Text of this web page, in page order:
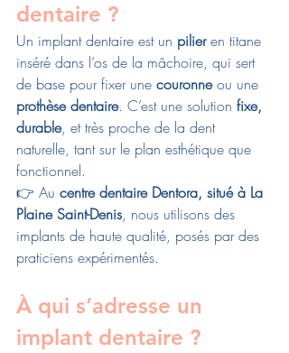
dentaire ?
Un implant dentaire est un pilier en titane
inséré dans l’os de la mâchoire, qui sert
de base pour fixer une couronne ou une
prothèse dentaire. C’est une solution fixe,
durable, et très proche de la dent
naturelle, tant sur le plan esthétique que
fonctionnel.
👉 Au centre dentaire Dentora, situé à La
Plaine Saint-Denis, nous utilisons des
implants de haute qualité, posés par des
praticiens expérimentés.
À qui s’adresse un
implant dentaire ?